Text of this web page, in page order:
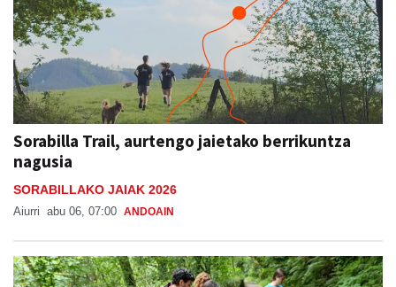
Sorabilla Trail, aurtengo jaietako berrikuntza
nagusia
SORABILLAKO JAIAK 2026
Aiurri abu 06, 07:00 ANDOAIN